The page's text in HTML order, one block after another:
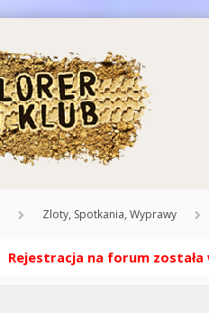
Zloty, Spotkania, Wyprawy
Rejestracja na forum